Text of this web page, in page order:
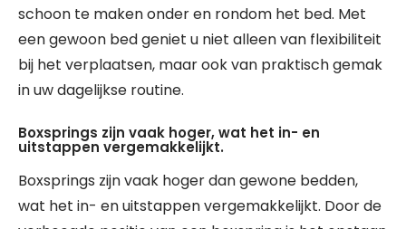
schoon te maken onder en rondom het bed. Met
een gewoon bed geniet u niet alleen van flexibiliteit
bij het verplaatsen, maar ook van praktisch gemak
in uw dagelijkse routine.
Boxsprings zijn vaak hoger, wat het in- en
uitstappen vergemakkelijkt.
Boxsprings zijn vaak hoger dan gewone bedden,
wat het in- en uitstappen vergemakkelijkt. Door de